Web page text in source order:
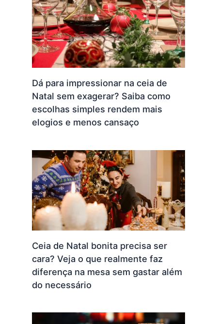
Dá para impressionar na ceia de
Natal sem exagerar? Saiba como
escolhas simples rendem mais
elogios e menos cansaço
Ceia de Natal bonita precisa ser
cara? Veja o que realmente faz
diferença na mesa sem gastar além
do necessário